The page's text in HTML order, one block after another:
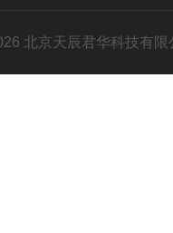
北京天辰君华科技有